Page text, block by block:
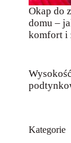
Okap do
domu –
komfort i
Kategorie